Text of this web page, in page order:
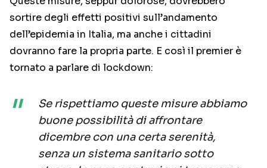
sortire degli effetti positivi sull’andamento
dell’epidemia in Italia, ma anche i cittadini
dovranno fare la propria parte. E così il premier è
tornato a parlare di lockdown:
Se rispettiamo queste misure abbiamo
buone possibilità di affrontare
dicembre con una certa serenità,
senza un sistema sanitario sotto